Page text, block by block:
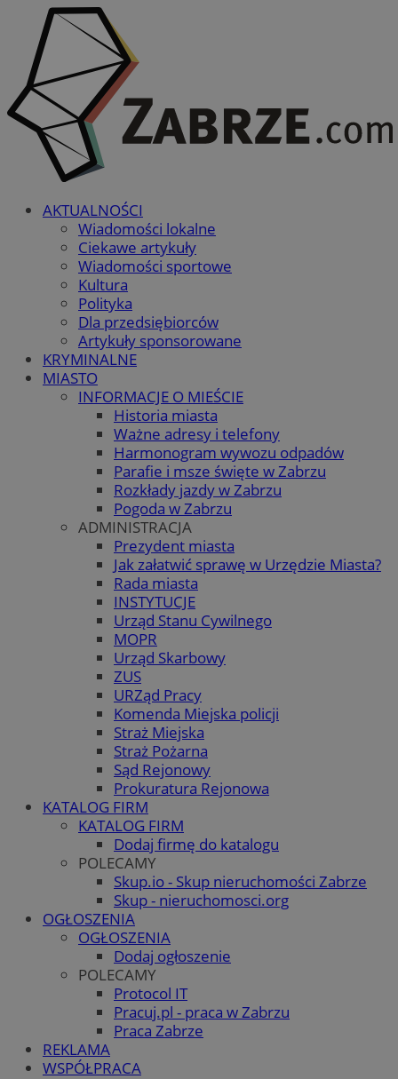
AKTUALNOŚCI
Wiadomości lokalne
Ciekawe artykuły
Wiadomości sportowe
Kultura
Polityka
Dla przedsiębiorców
Artykuły sponsorowane
KRYMINALNE
MIASTO
INFORMACJE O MIEŚCIE
Historia miasta
Ważne adresy i telefony
Harmonogram wywozu odpadów
Parafie i msze święte w Zabrzu
Rozkłady jazdy w Zabrzu
Pogoda w Zabrzu
ADMINISTRACJA
Prezydent miasta
Jak załatwić sprawę w Urzędzie Miasta?
Rada miasta
INSTYTUCJE
Urząd Stanu Cywilnego
MOPR
Urząd Skarbowy
ZUS
URZąd Pracy
Komenda Miejska policji
Straż Miejska
Straż Pożarna
Sąd Rejonowy
Prokuratura Rejonowa
KATALOG FIRM
KATALOG FIRM
Dodaj firmę do katalogu
POLECAMY
Skup.io - Skup nieruchomości Zabrze
Skup - nieruchomosci.org
OGŁOSZENIA
OGŁOSZENIA
Dodaj ogłoszenie
POLECAMY
Protocol IT
Pracuj.pl - praca w Zabrzu
Praca Zabrze
REKLAMA
WSPÓŁPRACA